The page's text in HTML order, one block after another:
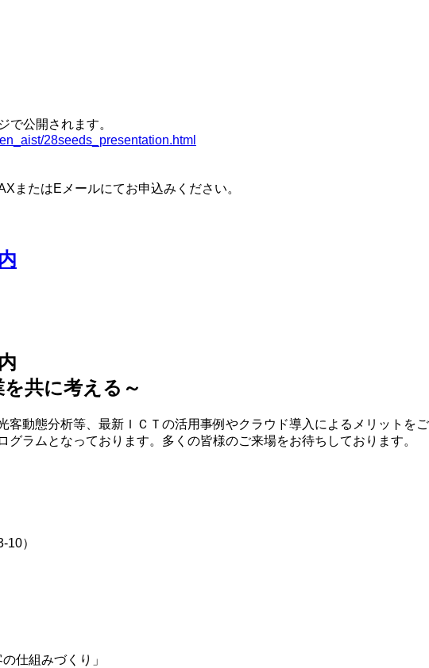
で公開されます。
28seeds_presentation.html
またはEメールにてお申込みください。
共に考える～
動態分析等、最新ＩＣＴの活用事例やクラウド導入によるメリットをご
ラムとなっております。多くの皆様のご来場をお待ちしております。
）
仕組みづくり」